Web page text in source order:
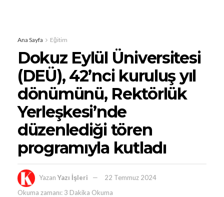
Ana Sayfa Eğitim
Dokuz Eylül Üniversitesi
(DEÜ), 42’nci kuruluş yıl
dönümünü, Rektörlük
Yerleşkesi’nde
düzenlediği tören
programıyla kutladı
Yazan Yazı İşleri
22 Temmuz 2024
Okuma zamanı: 3 Dakika Okuma